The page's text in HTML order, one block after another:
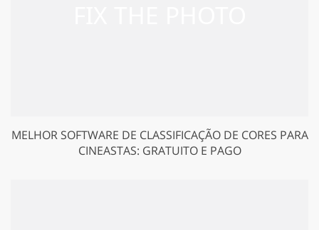
MELHOR SOFTWARE DE CLASSIFICAÇÃO DE CORES PARA
CINEASTAS: GRATUITO E PAGO